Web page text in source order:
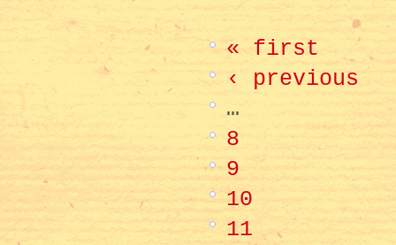
« first
‹ previous
…
8
9
10
11